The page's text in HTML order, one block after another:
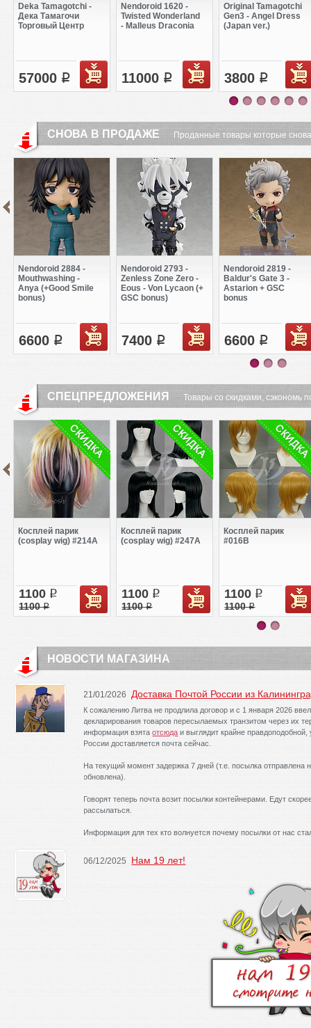
Deka Tamagotchi -
Дека Тамагочи
Торговый Центр
57000 q
Nendoroid 1620 -
Twisted Wonderland
- Malleus Draconia
11000 q
Original Tamagotchi
Gen3 - Angel Dress
(Japan ver.)
3800 q
СНОВА В ПРОДАЖЕ Проданные товары которые
Nendoroid 2884 -
Mouthwashing -
Anya (+Good Smile
bonus)
6600 q
Nendoroid 2793 -
Zenless Zone Zero -
Eous - Von Lycaon (+
GSC bonus)
7400 q
Nendoroid 2819 -
Baldur's Gate 3 -
Astarion + GSC
bonus
6600 q
СПЕЦПРЕДЛОЖЕНИЯ Товары со скидками, сэкономь
Косплей парик
(cosplay wig) #214A
1100 q
1100q
Косплей парик
(cosplay wig) #247A
1100 q
1100q
Косплей парик
#016B
1100 q
1100q
НОВОСТИ МАГАЗИНА
21/01/2026 Доставка Почтой России из
К сожалению Литва не продлила договор и с 1 января 2026
декларирования товаров пересылаемых транзитом через их
информация взятаотсюда и выглядит крайне правдоподобной,
России доставляется почта сейчас.
На текущий момент задержка 7 дней (т.е. посылка отправлена
обновлена).
Говорят теперь почта возит посылки контейнерами. Едут
рассылаться.
Информация для тех кто волнуется почему посылки от нас
06/12/2025 Нам 19 лет!